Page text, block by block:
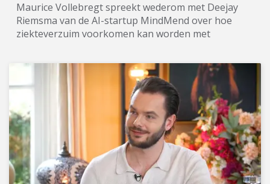
Maurice Vollebregt spreekt wederom met Deejay
Riemsma van de AI-startup MindMend over hoe
ziekteverzuim voorkomen kan worden met
MindMend, onder leiding van Deejay Riemsma, stopt
ziekteverzuim voordat het begint. Door vroegtijdige
detectie van signalen zoals verhoogde stress en
verminderde slaapkwaliteit, voorspelt haar AI-
engine het verzuimrisico. Zodra dat risico oploopt,
grijpt MindMend automatisch in met persoonlijke
micro-interventies. Zo wordt verzuim veranderd van
een onvermijdelijke kostenpost naar een probleem
dat te voorkomen is. Riemsma geeft regelmatig acte
de présence in Ondernemerslounge om ons op de